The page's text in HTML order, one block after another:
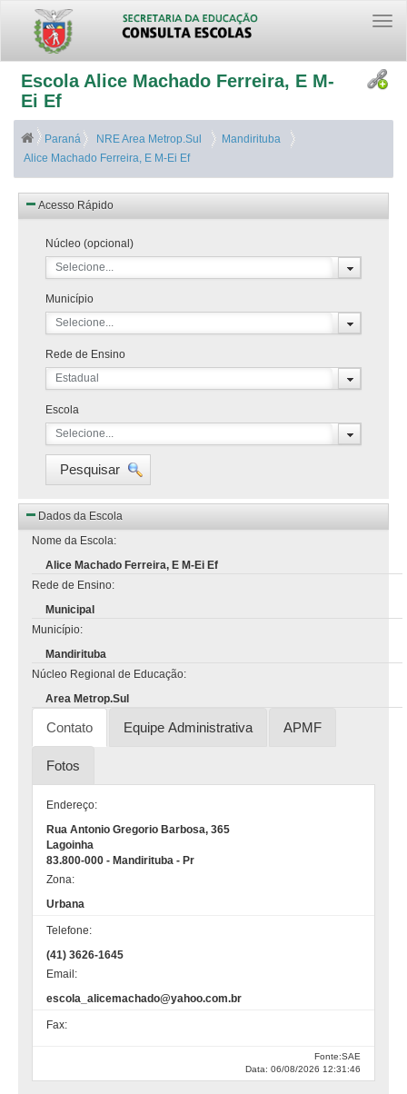
Escola Alice Machado Ferreira, E M-
Ei Ef
Paraná NRE Area Metrop.Sul
Mandirituba
Alice Machado Ferreira, E M-Ei Ef
Acesso Rápido
Núcleo (opcional)
Selecione...
Município
Selecione...
Rede de Ensino
Estadual
Escola
Selecione...
Pesquisar
Dados da Escola
Nome da Escola:
Alice Machado Ferreira, E M-Ei Ef
Rede de Ensino:
Municipal
Município:
Mandirituba
Núcleo Regional de Educação:
Area Metrop.Sul
Contato Equipe Administrativa APMF
Fotos
Endereço:
Rua Antonio Gregorio Barbosa, 365
Lagoinha
83.800-000 - Mandirituba - Pr
Zona:
Urbana
Telefone:
(41) 3626-1645
Email:
escola_alicemachado@yahoo.com.br
Fax:
Fonte:SAE
Data: 06/08/2026 12:31:46